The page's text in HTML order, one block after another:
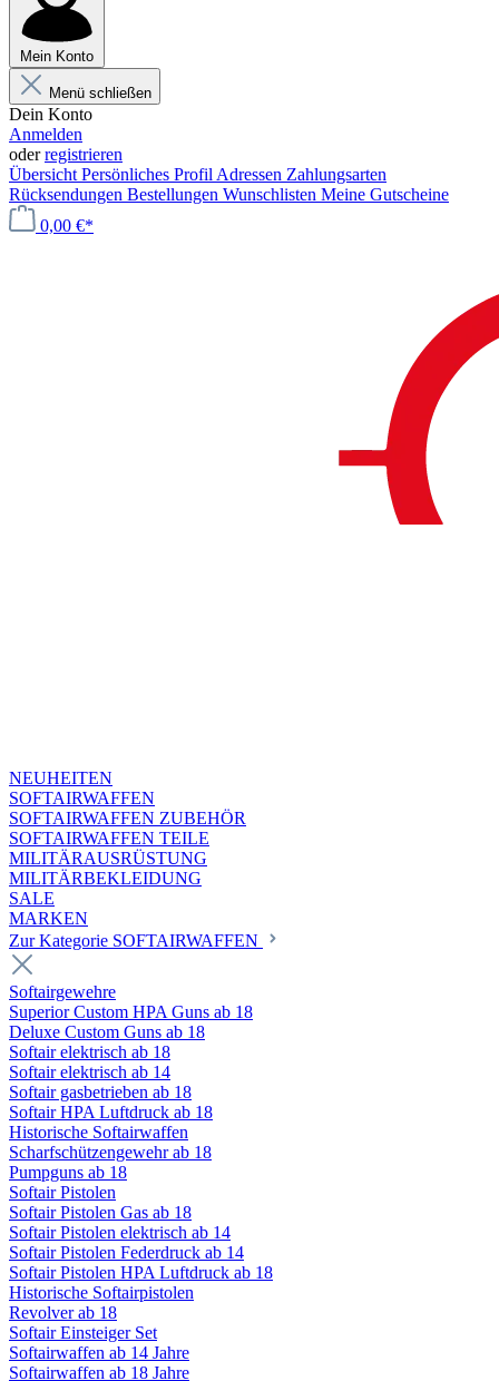
Mein Konto
Menü schließen
Dein Konto
Anmelden
oderregistrieren
Übersicht Persönliches Profil Adressen Zahlungsarten
Rücksendungen Bestellungen Wunschlisten Meine Gutscheine
0,00 €*
NEUHEITEN
SOFTAIRWAFFEN
SOFTAIRWAFFEN ZUBEHÖR
SOFTAIRWAFFEN TEILE
MILITÄRAUSRÜSTUNG
MILITÄRBEKLEIDUNG
SALE
MARKEN
Zur Kategorie SOFTAIRWAFFEN
Softairgewehre
Superior Custom HPA Guns ab 18
Deluxe Custom Guns ab 18
Softair elektrisch ab 18
Softair elektrisch ab 14
Softair gasbetrieben ab 18
Softair HPA Luftdruck ab 18
Historische Softairwaffen
Scharfschützengewehr ab 18
Pumpguns ab 18
Softair Pistolen
Softair Pistolen Gas ab 18
Softair Pistolen elektrisch ab 14
Softair Pistolen Federdruck ab 14
Softair Pistolen HPA Luftdruck ab 18
Historische Softairpistolen
Revolver ab 18
Softair Einsteiger Set
Softairwaffen ab 14 Jahre
Softairwaffen ab 18 Jahre